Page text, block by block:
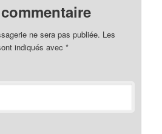
ne sera pas publiée. Les
indiqués avec*